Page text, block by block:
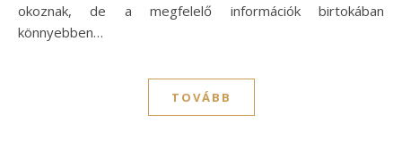
okoznak, de a megfelelő információk birtokában
könnyebben…
TOVÁBB